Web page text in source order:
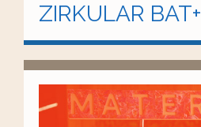
ZIRKULAR BAT+